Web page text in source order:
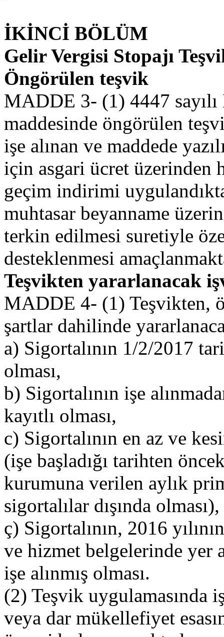
İKİNCİ BÖLÜM
Gelir Vergisi Stopajı
Öngörülen teşvik
MADDE 3- (1) 4447
maddesinde öngörülen
işe alınan ve maddede
için asgari ücret üzerinden
geçim indirimi
muhtasar beyanname
terkin edilmesi suretiyle
desteklenmesi
Teşvikten yararlanacak
MADDE 4- (1) Teşvikten,
şartlar dahilinde
a) Sigortalının 1/2/2017
olması,
b) Sigortalının işe
kayıtlı olması,
c) Sigortalının en az ve
(işe başladığı tarihten
kurumuna verilen aylık
sigortalılar dışında olması),
ç) Sigortalının, 2016
ve hizmet belgelerinde yer
işe alınmış olması.
(2) Teşvik uygulamasında
veya dar mükellefiyet